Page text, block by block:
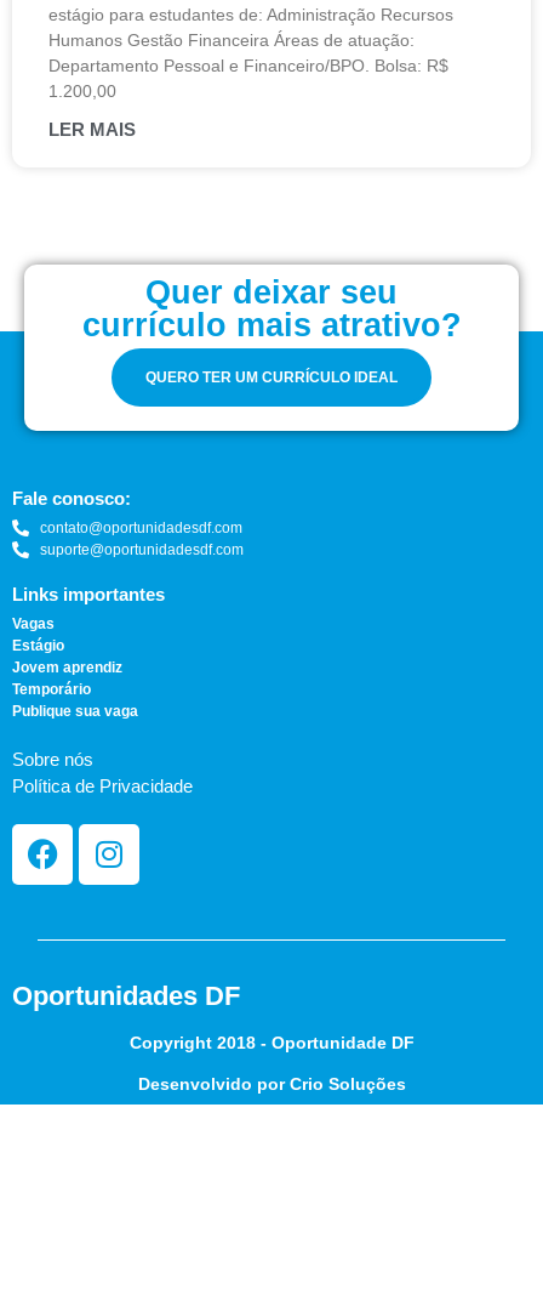
estágio para estudantes de: Administração Recursos
Humanos Gestão Financeira Áreas de atuação:
Departamento Pessoal e Financeiro/BPO. Bolsa: R$
1.200,00
LER MAIS
Quer deixar seu
currículo mais atrativo?
QUERO TER UM CURRÍCULO IDEAL
Fale conosco:
contato@oportunidadesdf.com
suporte@oportunidadesdf.com
Links importantes
Vagas
Estágio
Jovem aprendiz
Temporário
Publique sua vaga
Sobre nós
Política de Privacidade
Oportunidades DF
Copyright 2018 - Oportunidade DF
Desenvolvido por Crio Soluções